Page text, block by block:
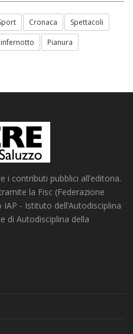
Cronaca
Spettacoli
infernotto
Pianura
i contributi pubblici all’editoria.
la Fisc (Federazione
- Istituto dell’Autodisciplina
di Autodisciplina della